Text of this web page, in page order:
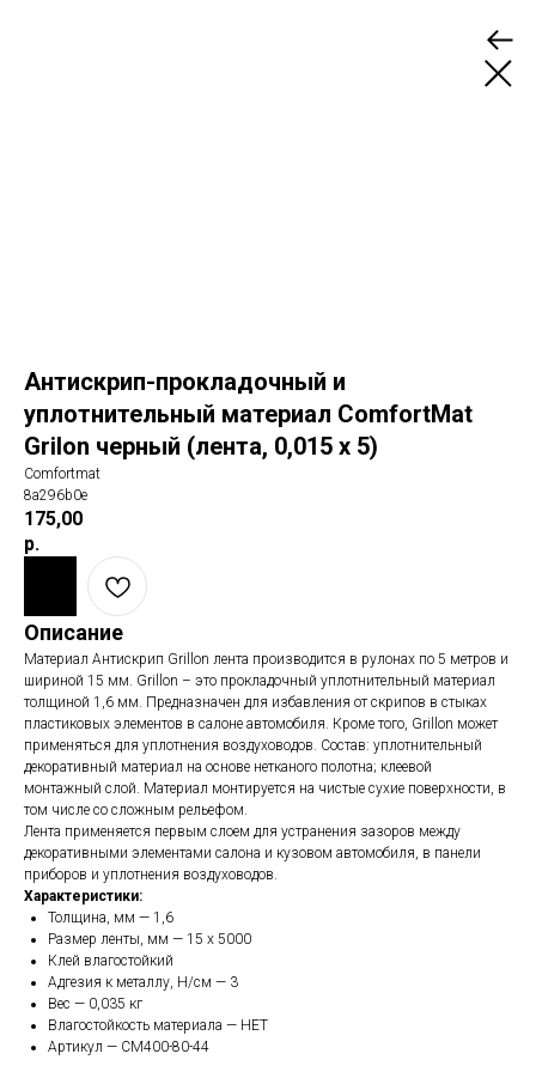
Антискрип-прокладочный и
уплотнительный материал ComfortMat
Grilon черный (лента, 0,015 х 5)
Comfortmat
8a296b0e
175,00
р.
Описание
Материал Антискрип Grillon лента производится в рулонах по 5 метров и
шириной 15 мм. Grillon – это прокладочный уплотнительный материал
толщиной 1,6 мм. Предназначен для избавления от скрипов в стыках
пластиковых элементов в салоне автомобиля. Кроме того, Grillon может
применяться для уплотнения воздуховодов. Состав: уплотнительный
декоративный материал на основе нетканого полотна; клеевой
монтажный слой. Материал монтируется на чистые сухие поверхности, в
том числе со сложным рельефом.
Лента применяется первым слоем для устранения зазоров между
декоративными элементами салона и кузовом автомобиля, в панели
приборов и уплотнения воздуховодов.
Характеристики:
Толщина, мм — 1,6
Размер ленты, мм — 15 х 5000
Клей влагостойкий
Адгезия к металлу, Н/см — 3
Вес — 0,035 кг
Влагостойкость материала — НЕТ
Артикул — CM400-80-44